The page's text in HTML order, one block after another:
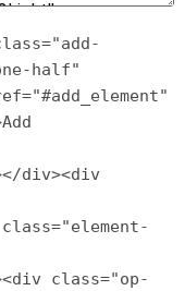
half"
class="op-